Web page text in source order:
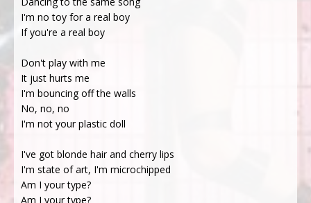
I'm no toy for a real boy
If you're a real boy
Don't play with me
It just hurts me
I'm bouncing off the walls
No, no, no
I'm not your plastic doll
I've got blonde hair and cherry lips
I'm state of art, I'm microchipped
Am I your type?
Am I your type?